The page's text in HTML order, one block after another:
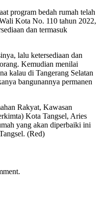
program bedah rumah telah
Kota No. 110 tahun 2022,
dan termasuk
lalu ketersediaan dan
Kemudian menilai
kalau di Tangerang Selatan
bangunannya permanen
Rakyat, Kawasan
Kota Tangsel, Aries
yang akan diperbaiki ini
(Red)